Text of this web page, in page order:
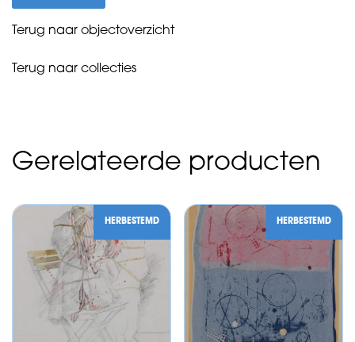
Terug naar objectoverzicht
Terug naar collecties
Gerelateerde producten
HERBESTEMD HERBESTEMD